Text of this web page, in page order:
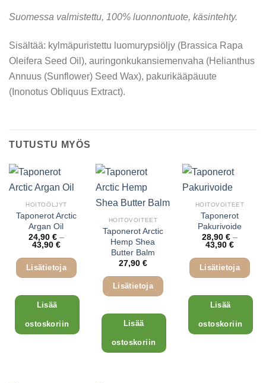
Suomessa valmistettu, 100% luonnontuote, käsintehty.
Sisältää: kylmäpuristettu luomurypsiöljy (Brassica Rapa
Oleifera Seed Oil), auringonkukansiemenvaha (Helianthus
Annuus (Sunflower) Seed Wax), pakurikääpäuute
(Inonotus Obliquus Extract).
TUTUSTU MYÖS
HOITOÖLJYT
Taponerot Arctic
Argan Oil
24,90 € –
43,90 €Hintaluokka:
-
43,90 €
Lisätietoja
Lisää
ostoskoriin
HOITOVOITEET
Taponerot Arctic
Hemp Shea
Butter Balm
27,90 €
Lisätietoja
Lisää
ostoskoriin
HOITOVOITEET
Taponerot
Pakurivoide
28,90 € –
43,90 €
-
43,90 €
Lisätietoja
Lisää
ostoskoriin